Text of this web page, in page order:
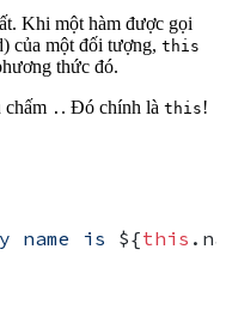
Khi một hàm được gọi
của một đối tượng, this
thức đó.
chấm . . Đó chính là this!
name is ${this